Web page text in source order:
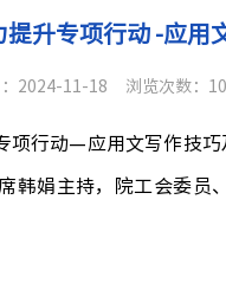
升专项行动 -应用
2024-11-18 浏览次数：
行动—应用文写作技巧
韩娟主持，院工会委员